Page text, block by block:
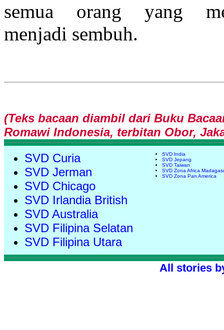
semua orang yang
menjadi sembuh.
(Teks bacaan diambil dari Buku
Romawi Indonesia, terbitan Obor,
SVD Curia
SVD Jerman
SVD Chicago
SVD Irlandia British
SVD Australia
SVD Filipina Selatan
SVD Filipina Utara
SVD India
SVD Jepang
SVD Taiwan
SVD Zona Africa
SVD Zona Pan America
All stories